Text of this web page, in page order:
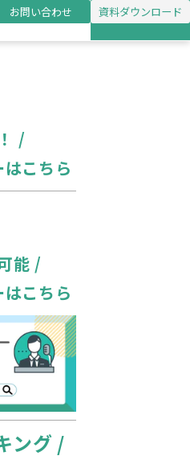
お問い合わせ 資料ダウンロード
/
こちら
能 /
こちら
ング /